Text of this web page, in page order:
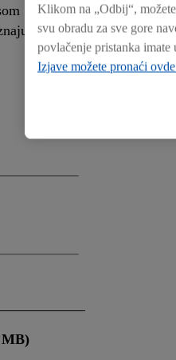
na edukaciju i razvoj
vrednosti ovog
Klikom na „Odbij“,
svu obradu za sve gore
povlačenje pristanka
Izjave možete pronaći